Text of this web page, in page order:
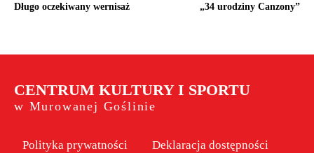
Długo oczekiwany wernisaż „34 urodziny Canzony”
CENTRUM KULTURY I SPORTU
w Murowanej Goślinie
Polityka prywatności
Deklaracja dostępności